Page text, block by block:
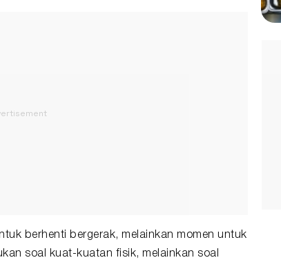
berhenti bergerak, melainkan momen untuk
soal kuat-kuatan fisik, melainkan soal